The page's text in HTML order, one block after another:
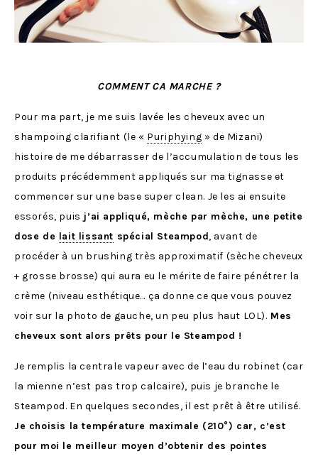
COMMENT CA MARCHE ?
Pour ma part, je me suis lavée les cheveux avec un
shampoing clarifiant (le « Puriphying » de Mizani)
histoire de me débarrasser de l’accumulation de tous les
produits précédemment appliqués sur ma tignasse et
commencer sur une base super clean. Je les ai ensuite
essorés, puis j’ai appliqué, mèche par mèche, une petite
dose de lait lissant spécial Steampod, avant de
procéder à un brushing très approximatif (sèche cheveux
+ grosse brosse) qui aura eu le mérite de faire pénétrer la
crème (niveau esthétique… ça donne ce que vous pouvez
voir sur la photo de gauche, un peu plus haut LOL). Mes
cheveux sont alors prêts pour le Steampod !
Je remplis la centrale vapeur avec de l’eau du robinet (car
la mienne n’est pas trop calcaire), puis je branche le
Steampod. En quelques secondes, il est prêt à être utilisé.
Je choisis la température maximale (210°) car, c’est
pour moi le meilleur moyen d’obtenir des pointes